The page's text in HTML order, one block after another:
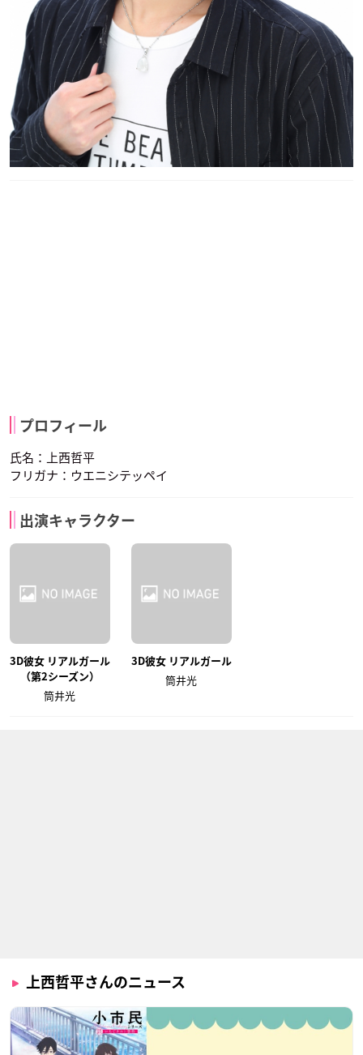
プロフィール
氏名：上西哲平
フリガナ：ウエニシテッペイ
出演キャラクター
3D彼女 リアルガール
（第2シーズン）
筒井光
3D彼女 リアルガール
筒井光
上西哲平さんのニュース